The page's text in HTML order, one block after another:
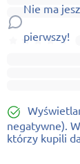
Nie ma
pierwszy!
negatywne).
którzy kupili